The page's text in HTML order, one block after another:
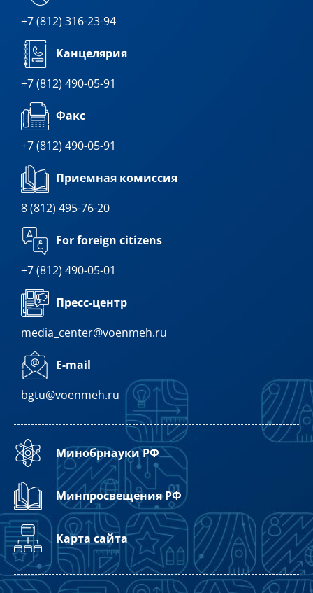
+7 (812) 316-23-94
Канцелярия
+7 (812) 490-05-91
Факс
+7 (812) 490-05-91
Приемная комиссия
8 (812) 495-76-20
For foreign citizens
+7 (812) 490-05-01
Пресс-центр
media_center@voenmeh.ru
E-mail
bgtu@voenmeh.ru
Минобрнауки РФ
Минпросвещения РФ
Карта сайта